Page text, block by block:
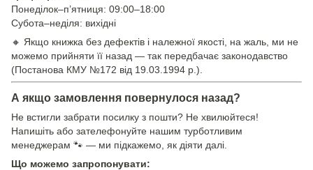
Понеділок–п’ятниця: 09:00–18:00
Субота–неділя: вихідні
🔸 Якщо книжка без дефектів і належної якості, на жаль, ми не
можемо прийняти її назад — так передбачає законодавство
(Постанова КМУ №172 від 19.03.1994 р.).
А якщо замовлення повернулося назад?
Не встигли забрати посилку з пошти? Не хвилюйтеся!
Напишіть або зателефонуйте нашим турботливим
менеджерам 🐾 — ми підкажемо, як діяти далі.
Що можемо запропонувати: